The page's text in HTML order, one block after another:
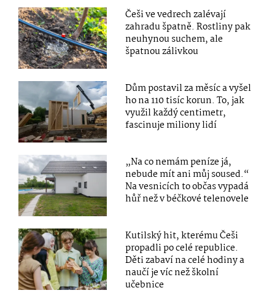
Češi ve vedrech zalévají
zahradu špatně. Rostliny pak
neuhynou suchem, ale
špatnou zálivkou
Dům postavil za měsíc a vyšel
ho na 110 tisíc korun. To, jak
využil každý centimetr,
fascinuje miliony lidí
„Na co nemám peníze já,
nebude mít ani můj soused.“
Na vesnicích to občas vypadá
hůř než v béčkové telenovele
Kutilský hit, kterému Češi
propadli po celé republice.
Děti zabaví na celé hodiny a
naučí je víc než školní
učebnice